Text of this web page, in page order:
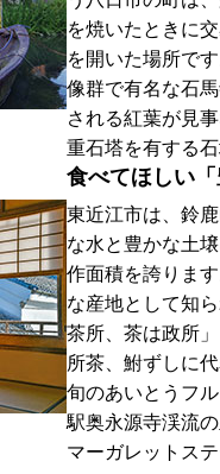
を焼いたときに
を開いた場所で
像群で有名な石
される紅葉が見
重石塔を有する
食べてほしい「
東近江市は、鈴
な水と豊かな土
作面積を誇りま
な産地として知
茶所、茶は政所
所茶、鮒ずしに
旬のあいとうフ
駅奥永源寺渓流
マーガレットス